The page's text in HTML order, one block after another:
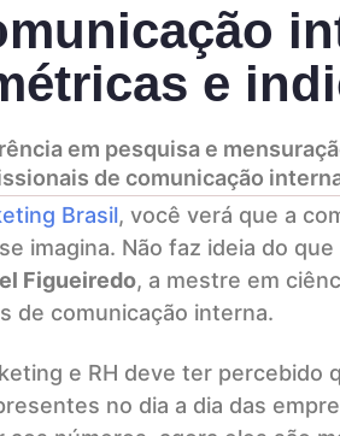
e
em pesquisa e
de comunicação
Brasil, você verá que a
imagina. Não faz ideia do
Figueiredo, a mestre em
de comunicação interna.
e RH deve ter percebido
no dia a dia das